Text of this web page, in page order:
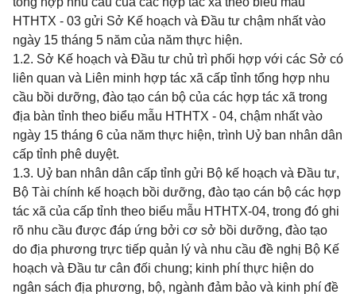
HTHTX - 03 gửi Sở Kế hoạch và Đầu tư chậm nhất vào
ngày 15 tháng 5 năm của năm thực hiện.
1.2. Sở Kế hoạch và Đầu tư chủ trì phối hợp với các Sở có
liên quan và Liên minh hợp tác xã cấp tỉnh tổng hợp nhu
cầu bồi dưỡng, đào tạo cán bộ của các hợp tác xã trong
địa bàn tỉnh theo biểu mẫu HTHTX - 04, chậm nhất vào
ngày 15 tháng 6 của năm thực hiện, trình Uỷ ban nhân dân
cấp tỉnh phê duyệt.
1.3. Uỷ ban nhân dân cấp tỉnh gửi Bộ kế hoạch và Đầu tư,
Bộ Tài chính kế hoạch bồi dưỡng, đào tạo cán bộ các hợp
tác xã của cấp tỉnh theo biểu mẫu HTHTX-04, trong đó ghi
rõ nhu cầu được đáp ứng bởi cơ sở bồi dưỡng, đào tạo
do địa phương trực tiếp quản lý và nhu cầu đề nghị Bộ Kế
hoạch và Đầu tư cân đối chung; kinh phí thực hiện do
ngân sách địa phương, bộ, ngành đảm bảo và kinh phí đề